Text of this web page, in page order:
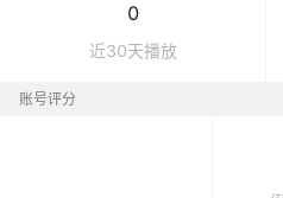
0
近30天播放
账号评分